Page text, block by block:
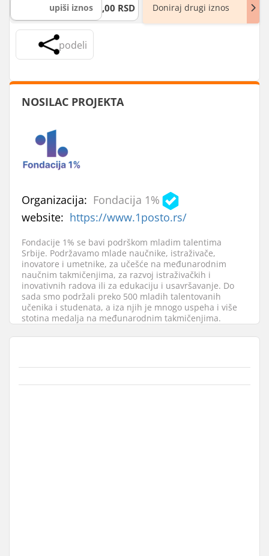
,00 RSD Doniraj drugi iznos
podeli
NOSILAC PROJEKTA
Organizacija: Fondacija 1%
website: https://www.1posto.rs/
Fondacije 1% se bavi podrškom mladim talentima
Srbije. Podržavamo mlade naučnike, istraživače,
inovatore i umetnike, za učešće na međunarodnim
naučnim takmičenjima, za razvoj istraživačkih i
inovativnih radova ili za edukaciju i usavršavanje. Do
sada smo podržali preko 500 mladih talentovanih
učenika i studenata, a iza njih je mnogo uspeha i više
stotina medalja na međunarodnim takmičenjima.